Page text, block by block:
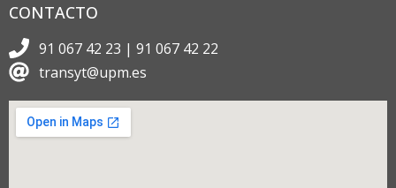
CONTACTO
91 067 42 23 | 91 067 42 22
transyt@upm.es